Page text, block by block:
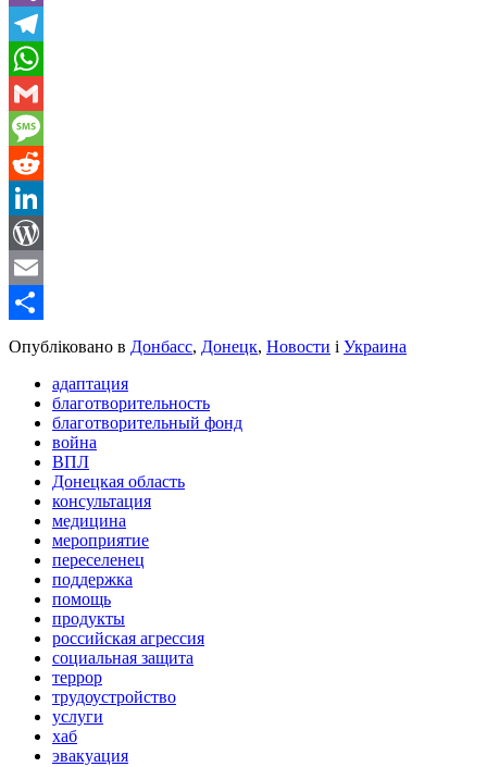
Viber
Telegram
WhatsApp
Gmail
Message
Reddit
LinkedIn
WordPress
Email
Share
Опубліковано в Донбасс, Донецк, Новости і Украина
адаптация
благотворительность
благотворительный фонд
война
ВПЛ
Донецкая область
консультация
медицина
мероприятие
переселенец
поддержка
помощь
продукты
российская агрессия
социальная защита
террор
трудоустройство
услуги
хаб
эвакуация